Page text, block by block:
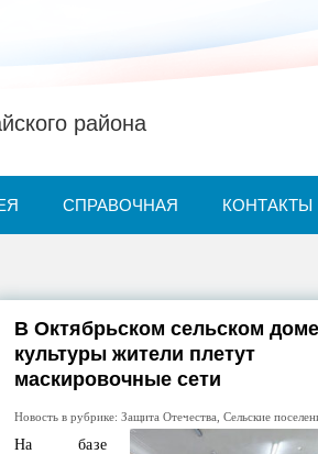
района
СПРАВОЧНАЯ КОНТАКТЫ
В Октябрьском сельском доме
культуры жители плетут
маскировочные сети
Новость в рубрике: Защита Отечества Сельские
На базе